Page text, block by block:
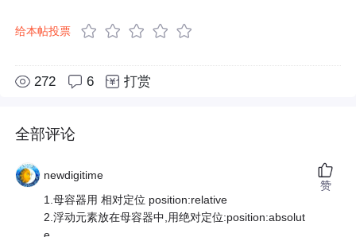
给本帖投票
272 6 打赏
全部评论
newdigitime
1.母容器用 相对定位 position:relative
2.浮动元素放在母容器中,用绝对定位:position:absolut
赞